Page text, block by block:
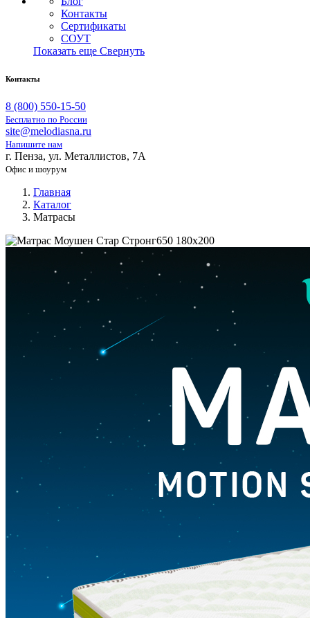
Контакты
Сертификаты
СОУТ
Показать еще Свернуть
Контакты
8 (800) 550-15-50
Бесплатно по России
site@melodiasna.ru
Напишите нам
г. Пенза, ул. Металлистов, 7А
Офис и шоурум
Главная
Каталог
Матрасы